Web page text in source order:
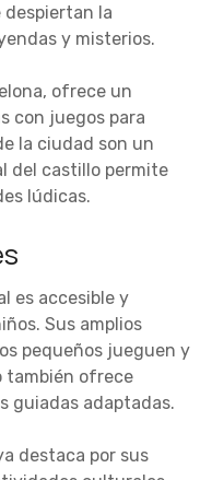
despiertan la
y misterios.
ofrece un
con juegos para
la ciudad son un
del castillo permite
lúdicas.
es accesible y
Sus amplios
pequeños jueguen y
también ofrece
guiadas adaptadas.
destaca por sus